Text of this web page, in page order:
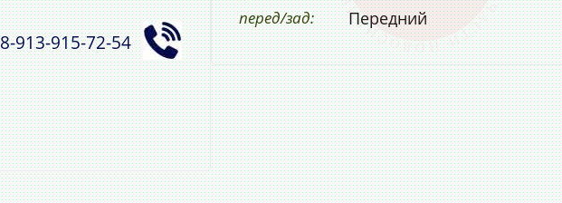
8‑913‑915‑72‑54
перед/зад: Передний